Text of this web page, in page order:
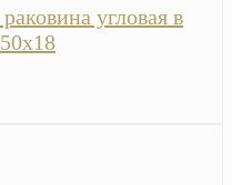
угловая в